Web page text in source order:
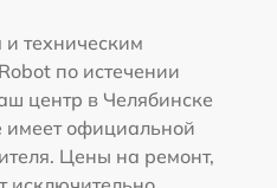
техническим
по истечении
центр в Челябинске
имеет официальной
Цены на ремонт,